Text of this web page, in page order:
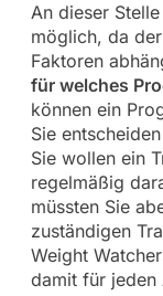
An dieser
möglich, da
Faktoren
für welches
können ein
Sie
Sie wollen ein
regelmäßig
müssten Sie
zuständigen
Weight
damit für jeden